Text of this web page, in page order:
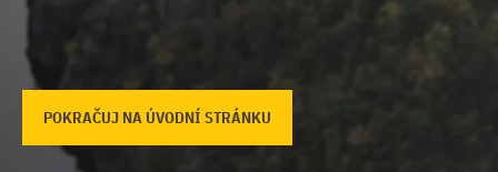
POKRAČUJ NA ÚVODNÍ STRÁNKU